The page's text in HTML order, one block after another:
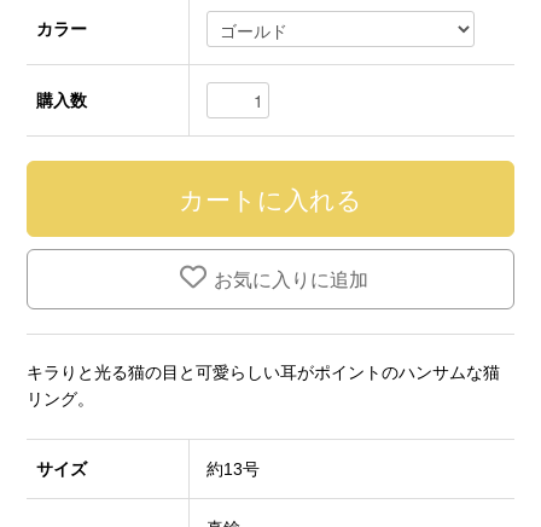
カラー
購入数
お気に入りに追加
キラりと光る猫の目と可愛らしい耳がポイントのハンサムな猫
リング。
サイズ 約13号